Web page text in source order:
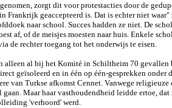
zorgt dit voor protestacties door de
Frankrijk geaccepteerd is. Dat is echter niet
naar school. Succes hadden ze niet. De
af, of de meisjes moesten naar huis. Enkele
de rechter toegang tot het onderwijs te eisen.
alleen al bij het Komité in Schiltheim 70 gevallen
geïsoleerd en in één op één-gesprekken onder
van Turkse afkomst Cennet. Vanwege
Maar haar vasthoudendheid leidde ertoe, dat
'verhoord' werd.